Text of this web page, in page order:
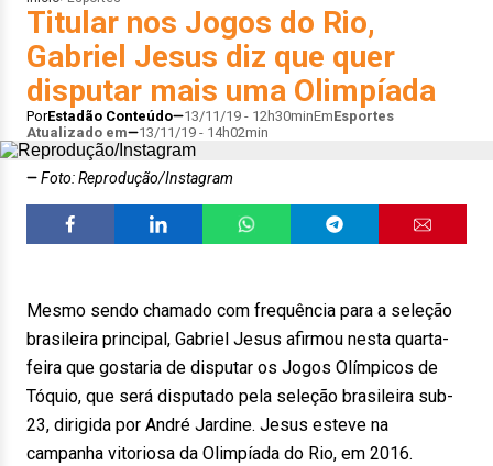
Titular nos Jogos do Rio,
Gabriel Jesus diz que quer
disputar mais uma Olimpíada
PorEstadão Conteúdo 13/11/19 - 12h30minEmEsportes
Atualizado em
13/11/19 - 14h02min
Foto: Reprodução/Instagram
Mesmo sendo chamado com frequência para a seleção
brasileira principal, Gabriel Jesus afirmou nesta quarta-
feira que gostaria de disputar os Jogos Olímpicos de
Tóquio, que será disputado pela seleção brasileira sub-
23, dirigida por André Jardine. Jesus esteve na
campanha vitoriosa da Olimpíada do Rio, em 2016.